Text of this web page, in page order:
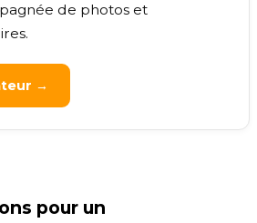
de photos et
→
pour un